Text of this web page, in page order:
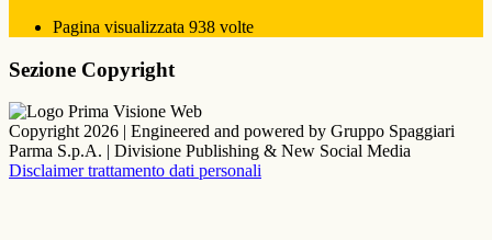
Pagina visualizzata 938 volte
Sezione Copyright
Copyright 2026 | Engineered and powered by Gruppo Spaggiari
Parma S.p.A. | Divisione Publishing & New Social Media
Disclaimer trattamento dati personali